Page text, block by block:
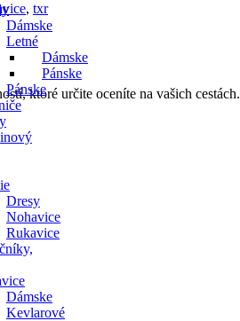
Dámske
Letné
Dámske
Pánske
Pánske
Dresy
Nohavice
Rukavice
Dámske
Kevlarové
, txr
ktoré určite oceníte na vašich cestách.